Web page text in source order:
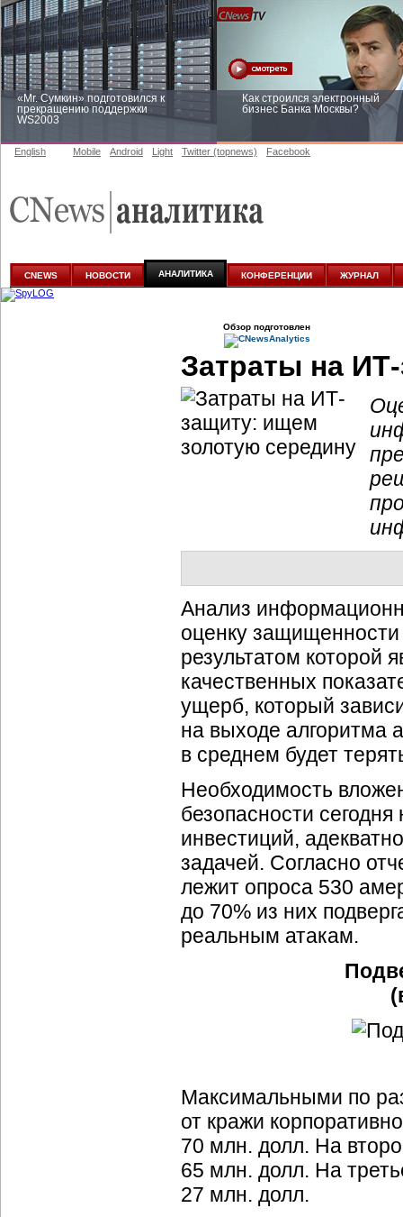
«Mr. Сумкин» подготовился к
прекращению поддержки
WS2003
Как строился электронный
бизнес Банка Москвы?
аналитике
English Mobile Android Light Twitter (topnews) Facebook
CNEWS НОВОСТИ АНАЛИТИКА КОНФЕРЕНЦИИ ЖУРНАЛ
Обзор подготовлен
Затраты на
Анализ
оценку
результатом которой
качественных
ущерб, который
на выходе алгоритма
в среднем будет
Необходимость
безопасности
инвестиций,
задачей. Согласно
лежит опроса 530
до 70% из них
реальным атакам.
Максимальными по
от кражи
70 млн. долл. На
65 млн. долл. На
27 млн. долл.